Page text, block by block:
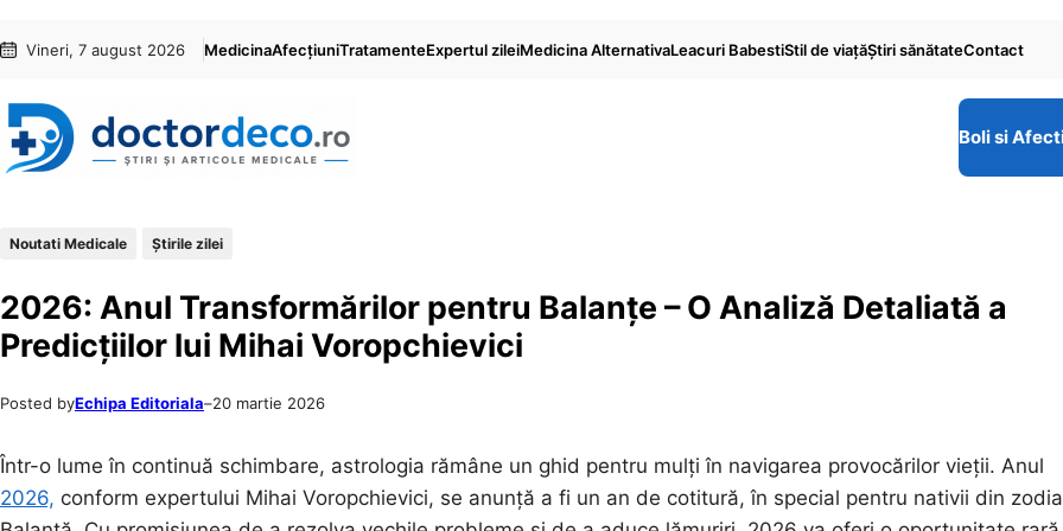
conținut
content
Vineri, 7 august 2026 MedicinaAfecțiuniTratamenteExpertul zileiMedicina AlternativaLeacuri BabestiStil de viaţăŞtiri sănătateContact
Boli si
Noutati Medicale Știrile zilei
2026: Anul Transformărilor pentru Balanțe – O Analiză Detaliată a
Predicțiilor lui Mihai Voropchievici
Posted byEchipa Editoriala–20 martie 2026
Într-o lume în continuă schimbare, astrologia rămâne un ghid pentru mulți în navigarea provocărilor vieții. Anul
2026, conform expertului Mihai Voropchievici, se anunță a fi un an de cotitură, în special pentru nativii din zodia